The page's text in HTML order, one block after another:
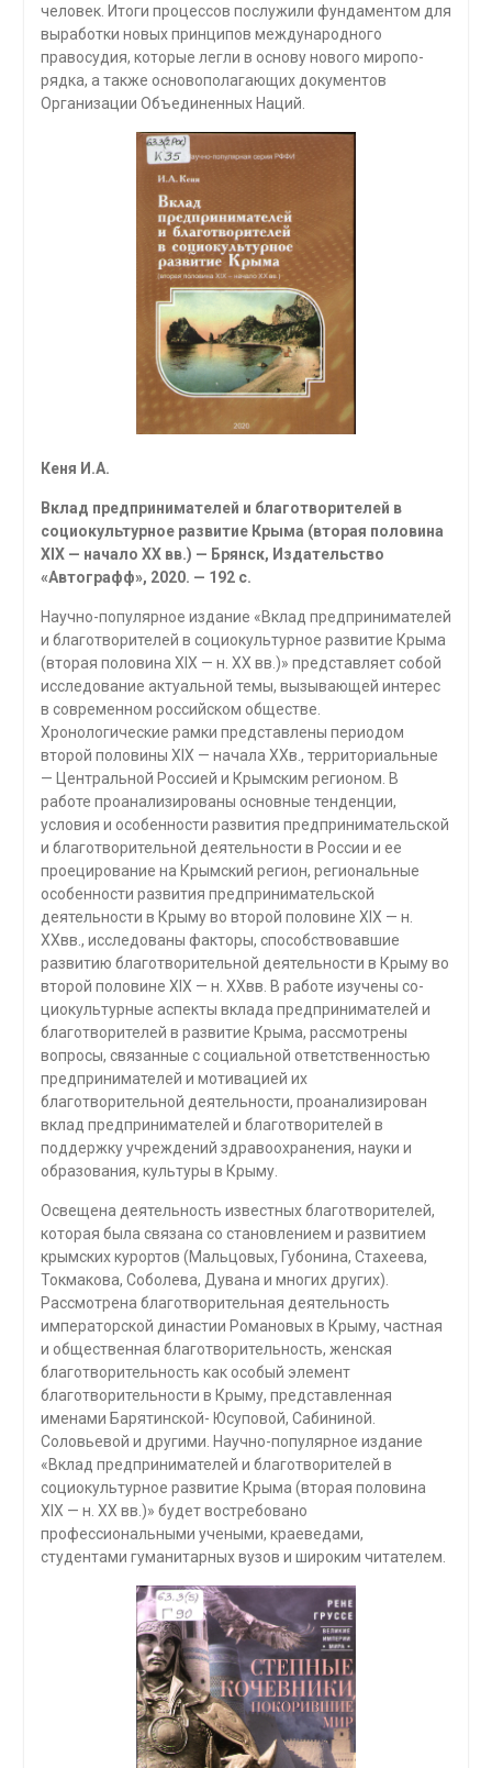
человек. Итоги процессов послужили фундаментом для
выработки новых прин­ципов международного
правосудия, которые легли в основу нового миропо­
рядка, а также основополагающих документов
Организации Объединен­ных Наций.
Кеня И.А.
Вклад предпринимателей и благотворителей в
социокультурное развитие Крыма (вторая половина
XIX — начало XX вв.) — Брянск, Издательство
«Автографф», 2020. — 192 с.
Научно-популярное издание «Вклад предпринимателей
и благотворителей в социокультурное развитие Крыма
(вторая половина XIX — н. XX вв.)» представляет собой
исследование актуальной темы, вызывающей интерес
в современном российском обществе.
Хронологические рамки представлены периодом
второй половины XIX — начала XXв., территориальные
— Центральной Россией и Крымским регионом. В
работе проанализированы основные тенденции,
условия и особенности развития предпринимательской
и благотворительной деятельности в России и ее
проецирование на Крымский регион, региональные
особенности развития предпринимательской
деятельности в Крыму во второй половине XIX — н.
ХХвв., исследованы факторы, способствовавшие
развитию благотворительной деятельности в Крыму во
второй половине XIX — н. ХХвв. В работе изучены со­
циокультурные аспекты вклада предпринимателей и
благотворителей в развитие Крыма, рассмотрены
вопросы, связанные с социальной ответственностью
предпринимателей и мотивацией их
благотворительной деятельности, проанализирован
вклад предпринимателей и благотворителей в
поддержку учреждений здравоохранения, науки и
образования, культуры в Крыму.
Освещена деятельность известных благотворителей,
которая была связана со становлением и развитием
крымских курортов (Мальцовых, Губонина, Стахеева,
Токмакова, Соболева, Дувана и многих других).
Рассмотрена благотворительная деятельность
императорской династии Романовых в Крыму, частная
и общественная благотворительность, женская
благотворительность как особый элемент
благотворительности в Крыму, представленная
именами Барятинской- Юсуповой, Сабининой.
Соловьевой и другими. Научно-популярное издание
«Вклад предпринимателей и благотворителей в
социокультурное развитие Крыма (вторая половина
XIX — н. ХХ вв.)» будет востребовано
профессиональными учеными, краеведами,
студентами гуманитарных вузов и широким читателем.